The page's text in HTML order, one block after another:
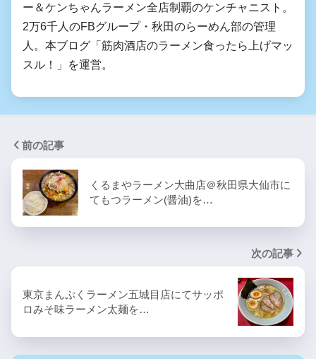
ー＆ケンちゃんラーメン全店制覇のケンチャニスト。
2万6千人のFBグループ・秋田のらーめん部の管理
人。本ブログ「筋肉酒店のラーメン食ったら上げマッ
スル！」を運営。
前の記事
くるまやラーメン大曲店＠秋田県大仙市に
てもつラーメン(醤油)を…
次の記事
東京まんぷくラーメン五城目店 にてサッポ
ロみそ味ラーメン太麺を…